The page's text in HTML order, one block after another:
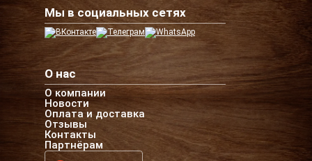
Мы в социальных сетях
О нас
О компании
Новости
Оплата и доставка
Отзывы
Контакты
Партнёрам